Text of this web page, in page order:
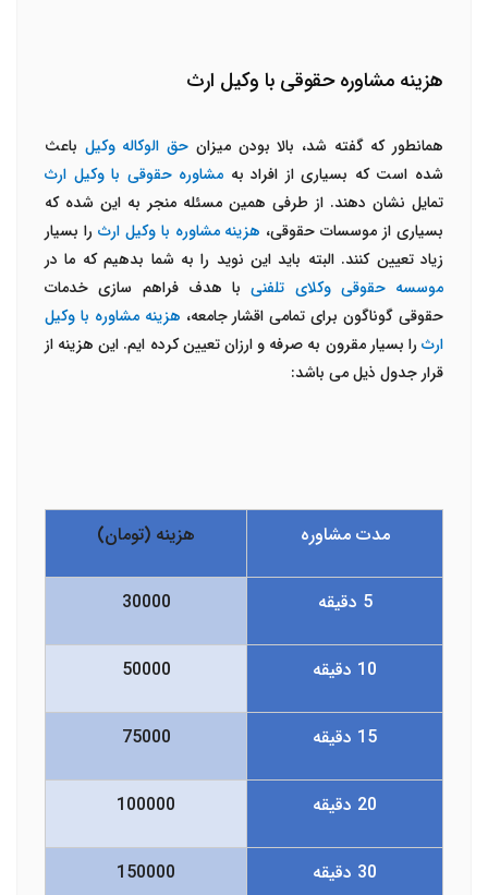
هزینه مشاوره حقوقی با وکیل ارث
همانطور که گفته شد، بالا بودن میزان حق الوکاله وکیل باعث
شده است که بسیاری از افراد به مشاوره حقوقی با وکیل ارث
تمایل نشان دهند. از طرفی همین مسئله منجر به این شده که
بسیاری از موسسات حقوقی، هزینه مشاوره با وکیل ارث را بسیار
زیاد تعیین کنند. البته باید این نوید را به شما بدهیم که ما در
موسسه حقوقی وکلای تلفنیبا هدف فراهم سازی خدمات
حقوقی گوناگون برای تمامی اقشار جامعه، هزینه مشاوره با وکیل
ارثرا بسیار مقرون به صرفه و ارزان تعیین کرده ایم. این هزینه از
قرار جدول ذیل می باشد:
مدت مشاوره هزینه (تومان)
5 دقیقه 30000
10 دقیقه 50000
15 دقیقه 75000
20 دقیقه 100000
30 دقیقه 150000